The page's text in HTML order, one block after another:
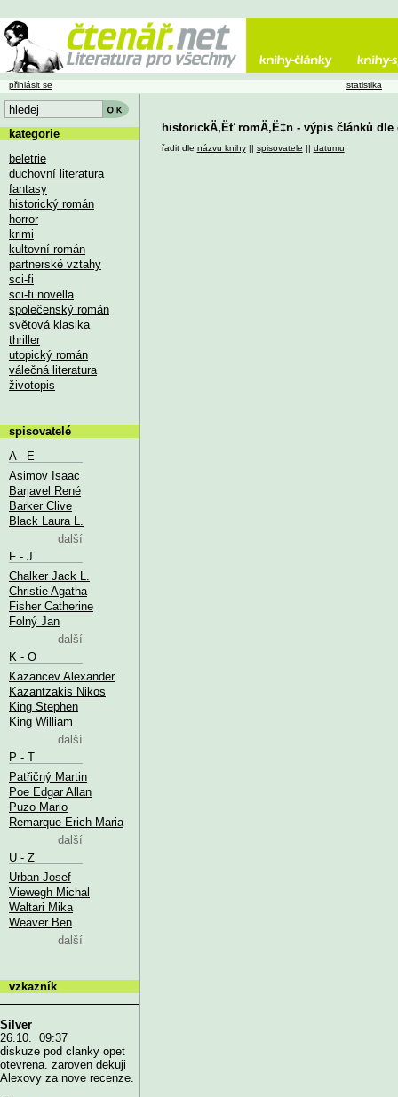
historickÄ‚Ëť romÄ‚Ë‡n - výpis článků
řadit dle názvu knihy|| spisovatele || datumu
přihlásit se statistika
kategorie
beletrie
duchovní literatura
fantasy
historický román
horror
krimi
kultovní román
partnerské vztahy
sci-fi
sci-fi novella
společenský román
světová klasika
thriller
utopický román
válečná literatura
životopis
spisovatelé
A - E
Asimov Isaac
Barjavel René
Barker Clive
Black Laura L.
další
F - J
Chalker Jack L.
Christie Agatha
Fisher Catherine
Folný Jan
další
K - O
Kazancev Alexander
Kazantzakis Nikos
King Stephen
King William
další
P - T
Patřičný Martin
Poe Edgar Allan
Puzo Mario
Remarque Erich Maria
další
U - Z
Urban Josef
Viewegh Michal
Waltari Mika
Weaver Ben
další
vzkazník
Silver
26.10. 09:37
diskuze pod clanky opet
otevrena. zaroven dekuji
Alexovy za nove recenze.